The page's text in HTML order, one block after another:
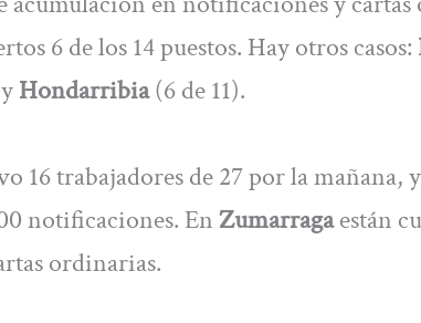
6 de los 14 puestos. Hay otros casos:
Hondarribia(6 de 11).
16 trabajadores de 27 por la mañana,
notificaciones. En Zumarragaestán
ordinarias.